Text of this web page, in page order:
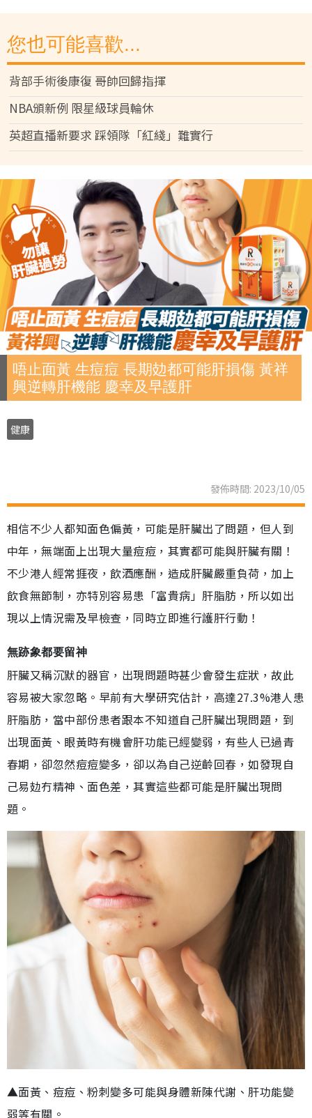
您也可能喜歡...
背部手術後康復 哥帥回歸指揮
NBA頒新例 限星級球員輪休
英超直播新要求 踩領隊「紅綫」難實行
唔止面黃 生痘痘 長期攰都可能肝損傷 黃祥
興逆轉肝機能 慶幸及早護肝
健康
發佈時間: 2023/10/05
相信不少人都知面色偏黃，可能是肝臟出了問題，但人到
中年，無端面上出現大量痘痘，其實都可能與肝臟有關！
不少港人經常捱夜，飲酒應酬，造成肝臟嚴重負荷，加上
飲食無節制，亦特別容易患「富貴病」肝脂肪，所以如出
現以上情況需及早檢查，同時立即進行護肝行動！
無跡象都要留神
肝臟又稱沉默的器官，出現問題時甚少會發生症狀，故此
容易被大家忽略。早前有大學研究估計，高達27.3%港人患
肝脂肪，當中部份患者跟本不知道自己肝臟出現問題，到
出現面黃、眼黃時有機會肝功能已經變弱，有些人已過青
春期，卻忽然痘痘變多，卻以為自己逆齡回春，如發現自
己易攰冇精神、面色差，其實這些都可能是肝臟出現問
題。
▲面黃、痘痘、粉刺變多可能與身體新陳代謝、肝功能變
弱等有關。